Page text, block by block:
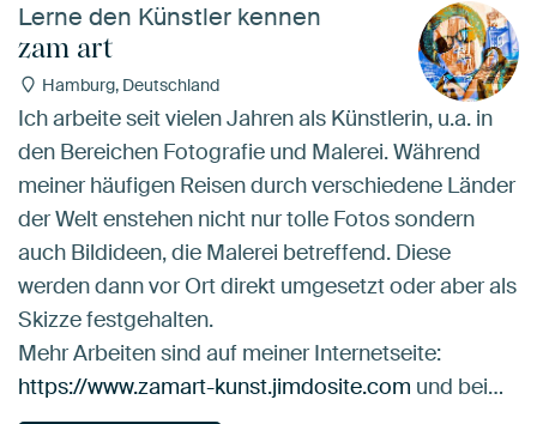
Lerne den Künstler kennen
zam art
Hamburg, Deutschland
Ich arbeite seit vielen Jahren als Künstlerin, u.a. in
den Bereichen Fotografie und Malerei. Während
meiner häufigen Reisen durch verschiedene Länder
der Welt enstehen nicht nur tolle Fotos sondern
auch Bildideen, die Malerei betreffend. Diese
werden dann vor Ort direkt umgesetzt oder aber als
Skizze festgehalten.
Mehr Arbeiten sind auf meiner Internetseite:
https://www.zamart-kunst.jimdosite.com und bei…